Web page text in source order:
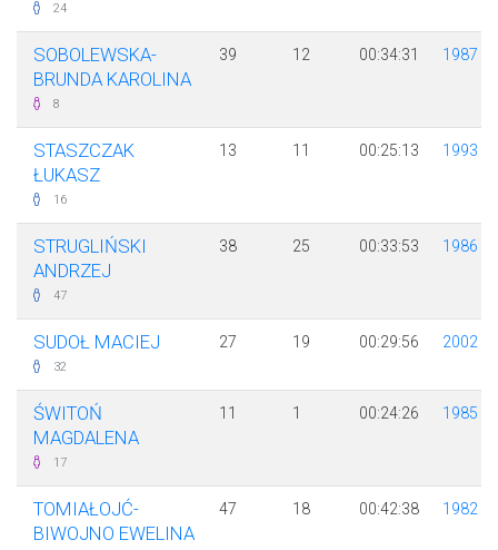
24
SOBOLEWSKA-
BRUNDA KAROLINA
8
39 12 00:34:31 1987
STASZCZAK
ŁUKASZ
16
13 11 00:25:13 1993
STRUGLIŃSKI
ANDRZEJ
47
38 25 00:33:53 1986
SUDOŁ MACIEJ
32
27 19 00:29:56 2002
ŚWITOŃ
MAGDALENA
17
11 1 00:24:26 1985
TOMIAŁOJĆ-
BIWOJNO EWELINA
47 18 00:42:38 1982